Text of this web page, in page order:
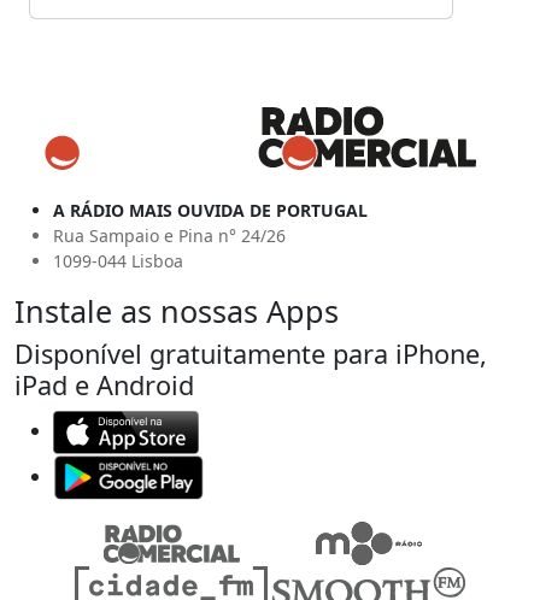
A RÁDIO MAIS OUVIDA DE PORTUGAL
Rua Sampaio e Pina n° 24/26
1099-044 Lisboa
Instale as nossas Apps
Disponível gratuitamente para iPhone,
iPad e Android